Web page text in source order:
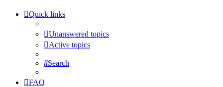
Quick links
Unanswered topics
Active topics
Search
FAQ